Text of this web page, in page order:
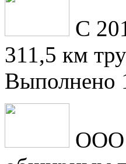
С
311,5 км
Выполнено
ООО